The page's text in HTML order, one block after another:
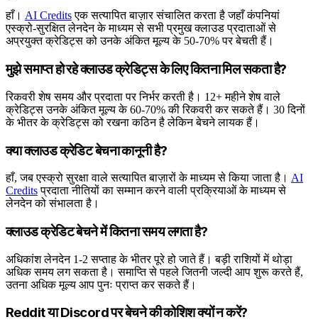
हाँ। AI Creditsएक सत्यापित बाज़ार संचालित करता है जहाँ कंपनियां
एस्क्रो-सुरक्षित लेनदेन के माध्यम से सभी प्रमुख क्लाउड प्रदाताओं से
अप्रयुक्त क्रेडिट्स को उनके अंकित मूल्य के 50-70% पर बेचती हैं।
मुझे समाप्त हो रहे क्लाउड क्रेडिट्स के लिए कितना मिल सकता है?
रिकवरी शेष समय और प्रदाता पर निर्भर करती है। 12+ महीने शेष वाले
क्रेडिट्स उनके अंकित मूल्य के 60-70% की रिकवरी कर सकते हैं। 30 दिनों
के भीतर के क्रेडिट्स को रखना कठिन है लेकिन बेचने लायक हैं।
क्या क्लाउड क्रेडिट बेचना कानूनी है?
हाँ, जब एस्क्रो सुरक्षा वाले सत्यापित बाज़ारों के माध्यम से किया जाता है। AI
Creditsप्रदाता नीतियों का सम्मान करने वाली प्रक्रियाओं के माध्यम से
लेनदेन को संभालता है।
क्लाउड क्रेडिट बेचने में कितना समय लगता है?
अधिकांश लेनदेन 1-2 सप्ताह के भीतर पूरे हो जाते हैं। बड़ी राशियों में थोड़ा
अधिक समय लग सकता है। समाप्ति से पहले जितनी जल्दी आप शुरू करते हैं,
उतना अधिक मूल्य आप पुनः प्राप्त कर सकते हैं।
Reddit या Discord पर बेचने की कोशिश क्यों न करें?